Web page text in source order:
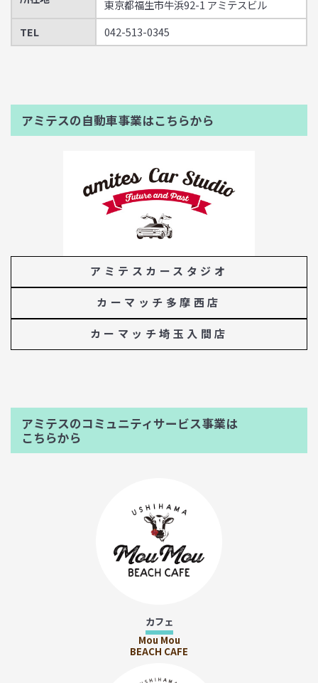
東京都福生市牛浜92-1 アミテスビル
TEL
042-513-0345
アミテスの自動車事業はこちらから
アミテスカースタジオ
カーマッチ多摩西店
カーマッチ埼玉入間店
アミテスのコミュニティサービス事業は
こちらから
カフェ
Mou Mou
BEACH CAFE